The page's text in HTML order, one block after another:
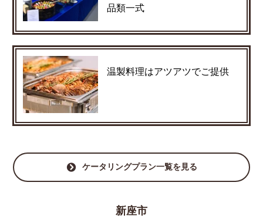
品類一式
温製料理はアツアツでご提供
ケータリングプラン一覧を見る
新座市